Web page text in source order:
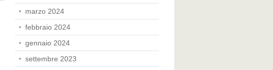
marzo 2024
febbraio 2024
gennaio 2024
settembre 2023